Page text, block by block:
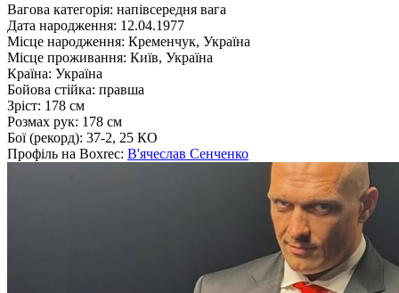
Вагова категорія: напівсередня вага
Дата народження: 12.04.1977
Місце народження: Кременчук, Україна
Місце проживання: Київ, Україна
Країна: Україна
Бойова стійка: правша
Зріст: 178 см
Розмах рук: 178 см
Бої (рекорд): 37-2, 25 КО
Профіль на Boxrec: В'ячеслав Сенченко